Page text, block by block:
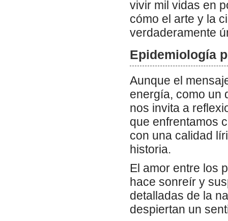
vivir mil vidas en
cómo el arte y la
verdaderamente
Epidemiología
Aunque el
energía, como un
nos invita a
que enfrentamos
con una calidad
historia.
El amor entre los
hace sonreír y
detalladas de la
despiertan un